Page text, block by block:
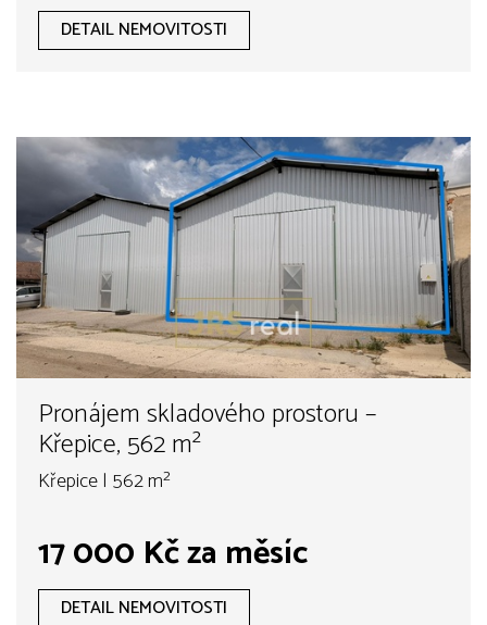
DETAIL NEMOVITOSTI
Pronájem skladového prostoru –
Křepice, 562 m²
Křepice | 562 m²
17 000 Kč za měsíc
DETAIL NEMOVITOSTI